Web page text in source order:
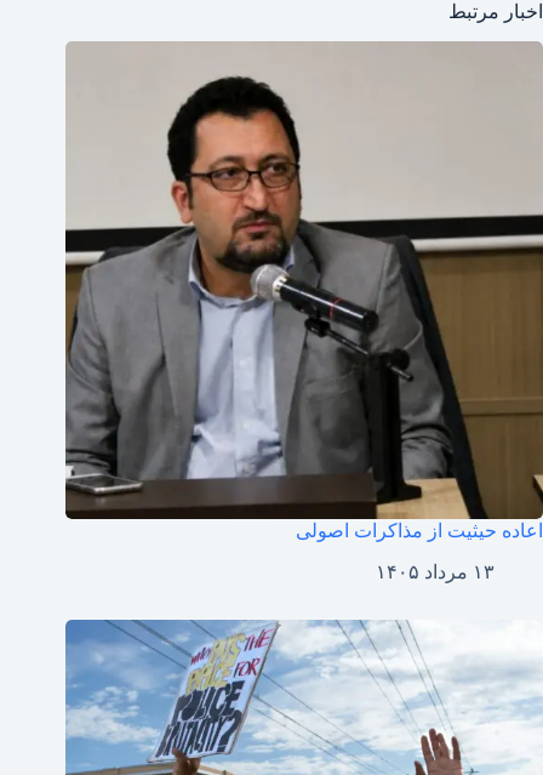
اخبار مرتبط
اعاده حیثیت از مذاکرات اصولی
۱۳ مرداد ۱۴۰۵